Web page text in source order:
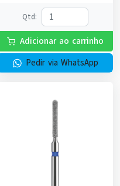
Qtd:
Adicionar ao carrinho
Pedir via WhatsApp